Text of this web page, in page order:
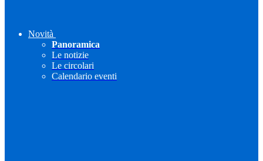
Novità
Panoramica
Le notizie
Le circolari
Calendario eventi